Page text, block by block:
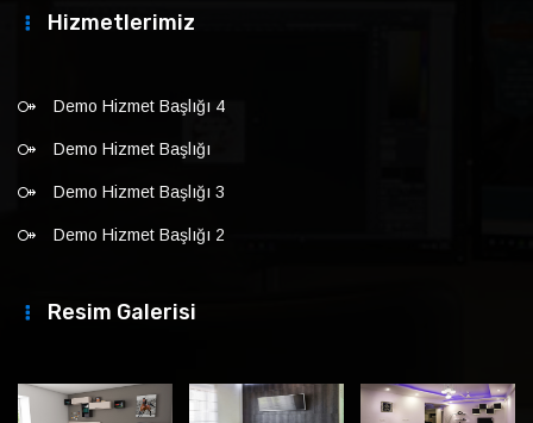
Hizmetlerimiz
Demo Hizmet Başlığı 4
Demo Hizmet Başlığı
Demo Hizmet Başlığı 3
Demo Hizmet Başlığı 2
Resim Galerisi